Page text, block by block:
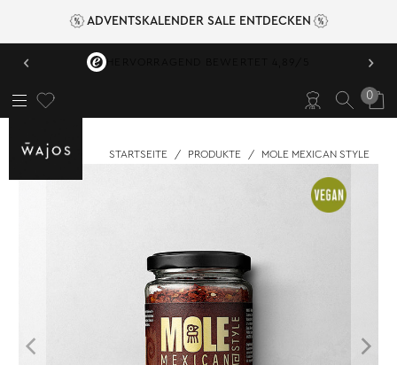
ADVENTSKALENDER SALE ENTDECKEN
‹ VERSANDKOSTENFREI AB 49,95 € ›
0
STARTSEITE / PRODUKTE / MOLE MEXICAN STYLE